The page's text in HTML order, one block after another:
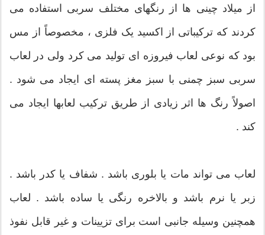
از میلاد چینی ها از رنگهای مختلف سربی استفاده می
کردند که ترکیباتی از اکسید یک فلزی ، مخصوصاً از مس
بود که نوعی لعاب فیروزه ای تولید می کرد ولی در لعاب
سربی سبز چمنی با سبز مغز پسته ای ایجاد می شود .
اصولاً رنگ ها اثر زیادی از طریق ترکیب لعابها ایجاد می
کند .
لعاب می تواند مات یا بلوری باشد . شفاف یا کدر باشد .
زبر یا نرم باشد و بالاخره رنگی یا ساده باشد . لعاب
همچنین وسیله جانبی است برای تزیینات و غیر قابل نفوذ